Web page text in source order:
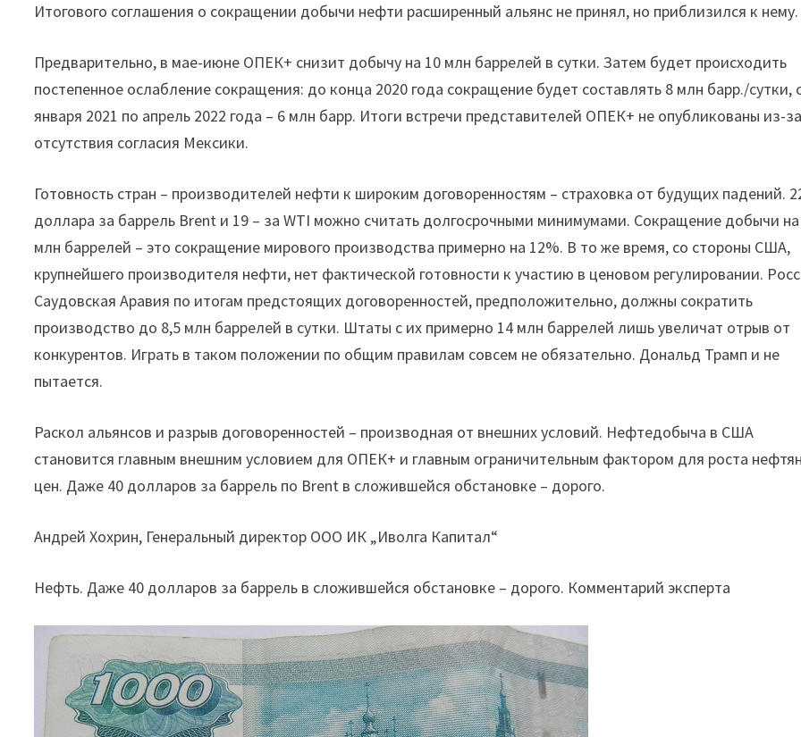
Итогового соглашения о сокращении добычи нефти расширенный альянс не принял, но приблизился к нему.
Предварительно, в мае-июне ОПЕК+ снизит добычу на 10 млн баррелей в сутки. Затем будет происходить
постепенное ослабление сокращения: до конца 2020 года сокращение будет составлять 8 млн барр./сутки,
января 2021 по апрель 2022 года – 6 млн барр. Итоги встречи представителей ОПЕК+ не опубликованы из-
отсутствия согласия Мексики.
Готовность стран – производителей нефти к широким договоренностям – страховка от будущих падений.
доллара за баррель Brent и 19 – за WTI можно считать долгосрочными минимумами. Сокращение добычи
млн баррелей – это сокращение мирового производства примерно на 12%. В то же время, со стороны США,
крупнейшего производителя нефти, нет фактической готовности к участию в ценовом регулировании.
Саудовская Аравия по итогам предстоящих договоренностей, предположительно, должны сократить
производство до 8,5 млн баррелей в сутки. Штаты с их примерно 14 млн баррелей лишь увеличат отрыв от
конкурентов. Играть в таком положении по общим правилам совсем не обязательно. Дональд Трамп и не
пытается.
Раскол альянсов и разрыв договоренностей – производная от внешних условий. Нефтедобыча в США
становится главным внешним условием для ОПЕК+ и главным ограничительным фактором для роста
цен. Даже 40 долларов за баррель по Brent в сложившейся обстановке – дорого.
Андрей Хохрин, Генеральный директор ООО ИК „Иволга Капитал“
Нефть. Даже 40 долларов за баррель в сложившейся обстановке – дорого. Комментарий эксперта